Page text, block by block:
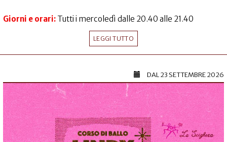
Giorni e orari: Tutti i mercoledì dalle 20.40 alle 21.40
LEGGI TUTTO
DAL23 SETTEMBRE 2026